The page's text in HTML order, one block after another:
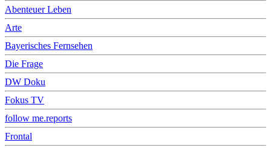
Abenteuer Leben
Arte
Bayerisches Fernsehen
Die Frage
DW Doku
Fokus TV
follow me.reports
Frontal